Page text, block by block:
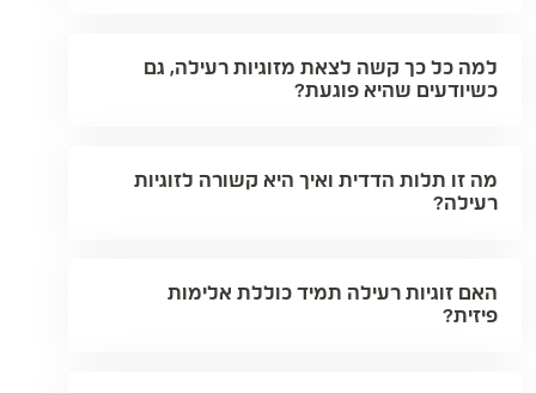
למה כל כך קשה לצאת מזוגיות רעילה, גם
כשיודעים שהיא פוגעת?
מה זו תלות הדדית ואיך היא קשורה לזוגיות
רעילה?
האם זוגיות רעילה תמיד כוללת אלימות
פיזית?